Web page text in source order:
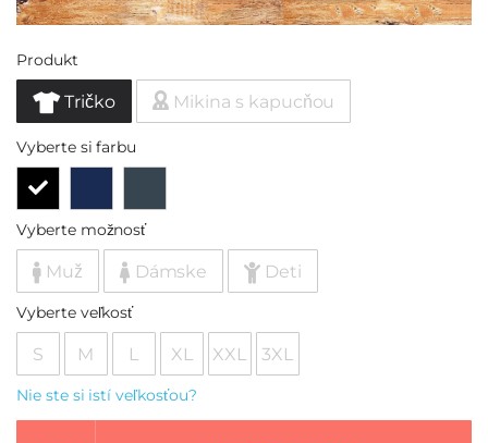
Produkt
Tričko Mikina s kapucňou
Vyberte si farbu
Vyberte možnosť
Muž Dámske Deti
Vyberte veľkosť
S M L XL XXL 3XL
Nie ste si istí veľkosťou?